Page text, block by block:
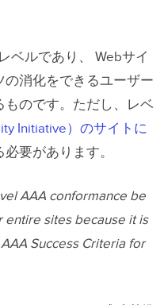
ベルであり、 Webサイ
の消化をできるユーザー
のです。ただし、レベ
Initiative）のサイトに
要があります。
AAA conformance be
sites because it is
Success Criteria for